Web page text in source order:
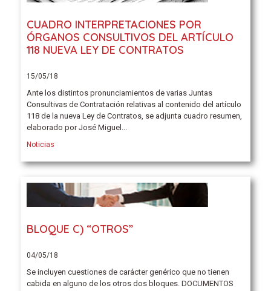
CUADRO INTERPRETACIONES POR
ÓRGANOS CONSULTIVOS DEL ARTÍCULO
118 NUEVA LEY DE CONTRATOS
15/05/18
Ante los distintos pronunciamientos de varias Juntas
Consultivas de Contratación relativas al contenido del artículo
118 de la nueva Ley de Contratos, se adjunta cuadro resumen,
elaborado por José Miguel...
Noticias
BLOQUE C) “OTROS”
04/05/18
Se incluyen cuestiones de carácter genérico que no tienen
cabida en alguno de los otros dos bloques. DOCUMENTOS